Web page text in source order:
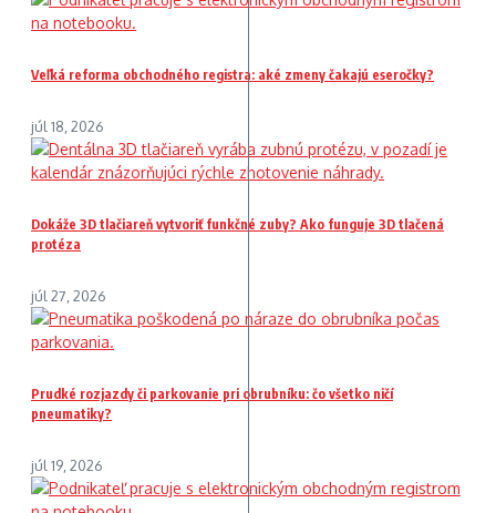
Veľká reforma obchodného registra: aké zmeny čakajú eseročky?
júl 18, 2026
Dokáže 3D tlačiareň vytvoriť funkčné zuby? Ako funguje 3D tlačená
protéza
júl 27, 2026
Prudké rozjazdy či parkovanie pri obrubníku: čo všetko ničí
pneumatiky?
júl 19, 2026